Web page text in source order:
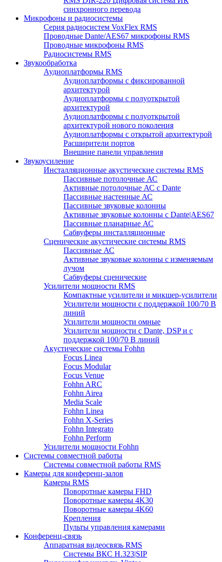
синхронного перевода
Микрофоны и радиосистемы
Серия радиосистем VoxFlex RMS
Проводные Dante/AES67 микрофоны RMS
Проводные микрофоны RMS
Радиосистемы RMS
Звукообработка
Аудиоплатформы RMS
Аудиоплатформы с фиксированной
архитектурой
Аудиоплатформы с полуоткрытой
архитектурой
Аудиоплатформы с полуоткрытой
архитектурой нового поколения
Аудиоплатформы с открытой архитектурой
Расширители портов
Внешние панели управления
Звукоусиление
Инсталляционные акустические системы RMS
Пассивные потолочные АС
Активные потолочные АС с Dante
Пассивные настенные АС
Пассивные звуковые колонны
Активные звуковые колонны с Dante|AES67
Пассивные планарные АС
Сабвуферы инсталляционные
Сценические акустические системы RMS
Пассивные АС
Активные звуковые колонны с изменяемым
лучом
Сабвуферы сценические
Усилители мощности RMS
Компактные усилители и микшер-усилители
Усилители мощности с поддержкой 100/70 В
линий
Усилители мощности омные
Усилители мощности с Dante, DSP и с
поддержкой 100/70 В линий
Акустические системы Fohhn
Focus Linea
Focus Modular
Focus Venue
Fohhn ARC
Fohhn Airea
Media Scale
Fohhn Linea
Fohhn X-Series
Fohhn Integrato
Fohhn Perform
Усилители мощности Fohhn
Системы совместной работы
Системы совместной работы RMS
Камеры для конференц-залов
Камеры RMS
Поворотные камеры FHD
Поворотные камеры 4K30
Поворотные камеры 4K60
Крепления
Пульты управления камерами
Конференц-связь
Аппаратная видеосвязь RMS
Системы ВКС H.323|SIP